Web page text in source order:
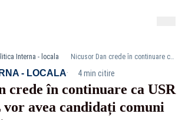
Interna - locala Nicusor Dan crede în continuare ca USR Plus și PNL vor avea candidați comuni în București
- LOCALA· 4 min citire
crede în continuare ca USR
vor avea candidați comuni